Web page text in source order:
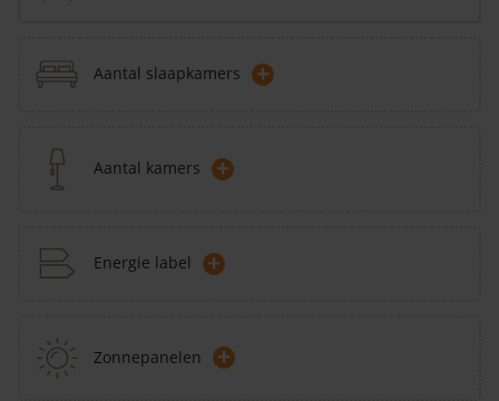
Aantal slaapkamers +
Aantal kamers +
Energie label +
Zonnepanelen +